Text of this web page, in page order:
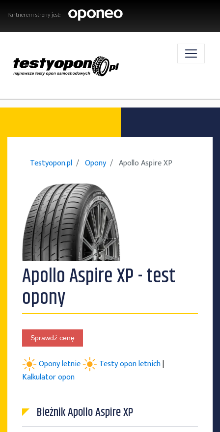
Partnerem strony jest:
AKTUALNOŚCI
OPONY
TESTY OPON
PRODUCENCI OPON
Testyopon.pl Opony Apollo Aspire XP
Apollo Aspire XP - test
opony
Sprawdź cenę
Opony letnie Testy opon letnich|
Kalkulator opon
Bieżnik Apollo Aspire XP